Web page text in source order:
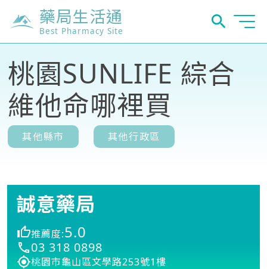
藥局生活通
Best Pharmacy Site
桃園SUNLIFE 綜合
維他命哪裡買
其他縣市 其他行政區
誠意藥局
推薦度:5.0
03 318 0898
桃園市龜山區文學路253號1樓